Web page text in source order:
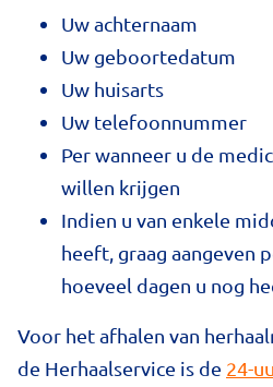
Uw achternaam
Uw geboortedatum
Uw huisarts
Uw telefoonnummer
Per wanneer u de
willen krijgen
Indien u van enkele
heeft, graag aangeven
hoeveel dagen u nog
Voor het afhalen van
de Herhaalservice is de 24-